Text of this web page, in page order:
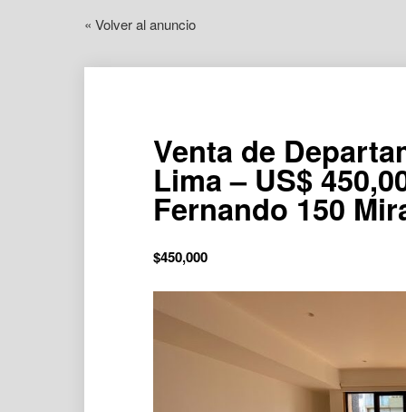
« Volver al anuncio
Venta de
Lima – US$
Fernando 150
$450,000